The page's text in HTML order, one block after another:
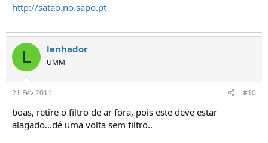
http://satao.no.sapo.pt
L lenhador
UMM
21 Fev 2011 #10
boas, retire o filtro de ar fora, pois este deve estar
alagado...dé uma volta sem filtro..